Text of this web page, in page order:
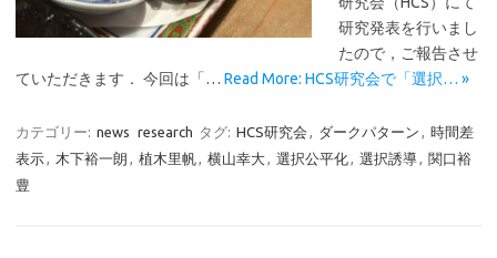
研究発表を行いまし
たので，ご報告させ
ていただきます． 今回は「… Read More: HCS研究会で「選択… »
カテゴリー: news research タグ: HCS研究会 , ダークパターン , 時間差
表示, 木下裕一朗 , 植木里帆, 横山幸大, 選択公平化, 選択誘導, 関口裕
豊